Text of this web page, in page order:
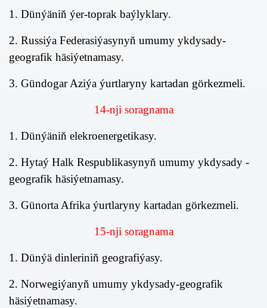
1. Dünýäniň ýer-toprak baýlyklary.
2. Russiýa Federasiýasynyň umumy ykdysady-
geografik häsiýetnamasy.
3. Gündogar Aziýa ýurtlaryny kartadan görkezmeli.
14-njisoragnama
1. Dünýäniň elekroenergetikasy.
2. Hytaý Halk Respublikasynyň umumy ykdysady -
geografik häsiýetnamasy.
3. Günorta Afrika ýurtlaryny kartadan görkezmeli.
15-nji soragnama
1. Dünýä dinleriniň geografiýasy.
2. Norwegiýanyň umumy ykdysady-geografik
häsiýetnamasy.